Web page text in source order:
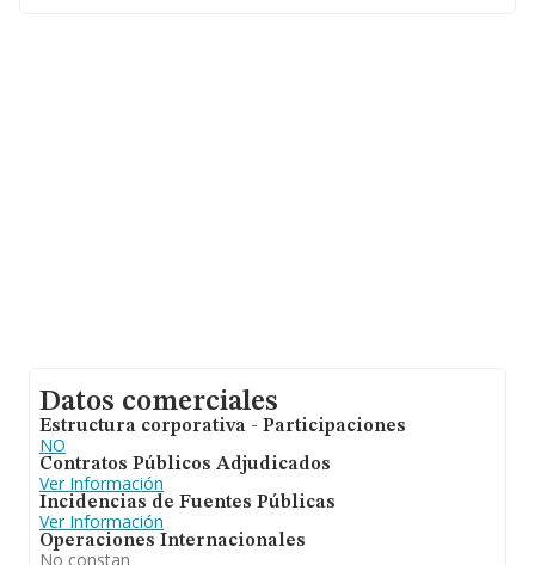
Datos comerciales
Estructura corporativa - Participaciones
NO
Contratos Públicos Adjudicados
Ver Información
Incidencias de Fuentes Públicas
Ver Información
Operaciones Internacionales
No constan